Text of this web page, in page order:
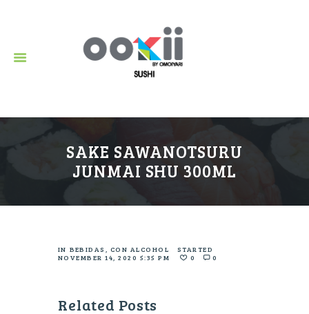
SAKE SAWANOTSURU
JUNMAI SHU 300ML
IN BEBIDAS , CON ALCOHOL
STARTED
NOVEMBER 14, 2020 5:35 PM
0 0
Related Posts